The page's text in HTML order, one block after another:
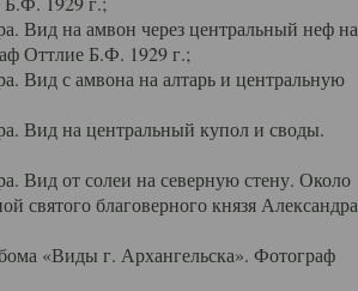
Вид на амвон через центральный неф на
Оттлие Б.Ф. 1929 г.;
Вид с амвона на алтарь и центральную
Вид на центральный купол и своды.
Вид от солеи на северную стену. Около
святого благоверного князя Александра
«Виды г. Архангельска». Фотограф